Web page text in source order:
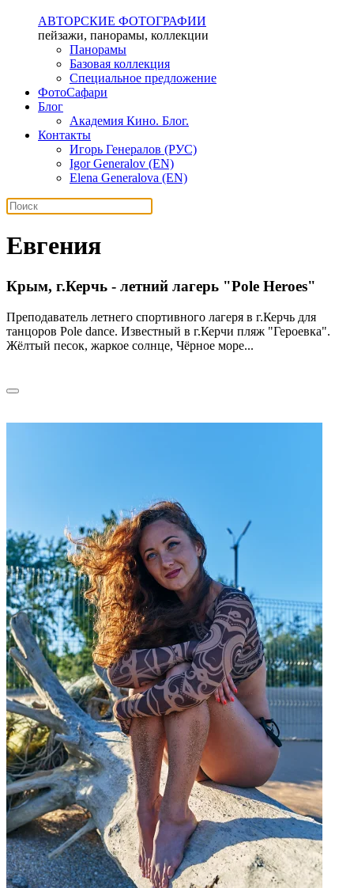
АВТОРСКИЕ ФОТОГРАФИИ
пейзажи, панорамы, коллекции
Панорамы
Базовая коллекция
Специальное предложение
ФотоСафари
Блог
Академия Кино. Блог.
Контакты
Игорь Генералов (РУС)
Igor Generalov (EN)
Elena Generalova (EN)
Евгения
Крым, г.Керчь - летний лагерь "Pole Heroes"
Преподаватель летнего спортивного лагеря в г.Керчь для
танцоров Pole dance. Известный в г.Керчи пляж "Героевка".
Жёлтый песок, жаркое солнце, Чёрное море...